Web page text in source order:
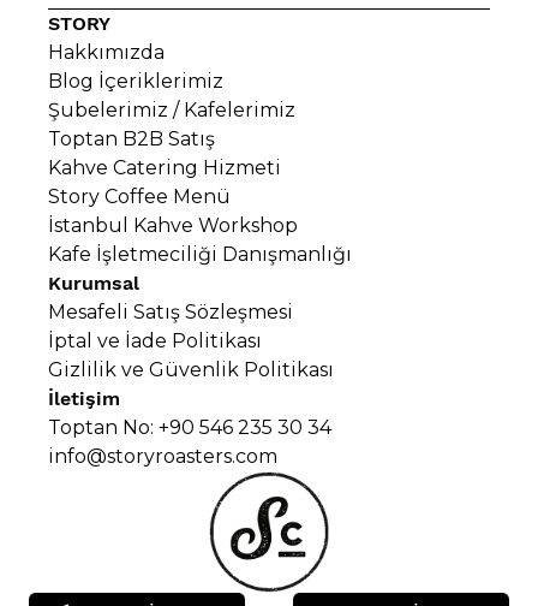
STORY
Hakkımızda
Blog İçeriklerimiz
Şubelerimiz / Kafelerimiz
Toptan B2B Satış
Kahve Catering Hizmeti
Story Coffee Menü
İstanbul Kahve Workshop
Kafe İşletmeciliği Danışmanlığı
Kurumsal
Mesafeli Satış Sözleşmesi
İptal ve İade Politikası
Gizlilik ve Güvenlik Politikası
İletişim
Toptan No: +90 546 235 30 34
info@storyroasters.com